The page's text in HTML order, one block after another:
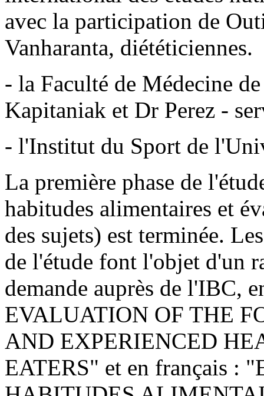
avec la participation de
Vanharanta, diététiciennes.
- la Faculté de Médecine
Kapitaniak et Dr Perez -
- l'Institut du Sport de
La première phase de
habitudes alimentaires et
des sujets) est terminée.
de l'étude font l'objet d'un
demande auprès de l'IBC,
EVALUATION OF THE
AND EXPERIENCED
EATERS" et en français :